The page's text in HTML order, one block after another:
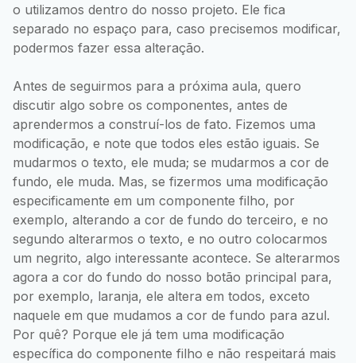
o utilizamos dentro do nosso projeto. Ele fica
separado no espaço para, caso precisemos modificar,
podermos fazer essa alteração.
Antes de seguirmos para a próxima aula, quero
discutir algo sobre os componentes, antes de
aprendermos a construí-los de fato. Fizemos uma
modificação, e note que todos eles estão iguais. Se
mudarmos o texto, ele muda; se mudarmos a cor de
fundo, ele muda. Mas, se fizermos uma modificação
especificamente em um componente filho, por
exemplo, alterando a cor de fundo do terceiro, e no
segundo alterarmos o texto, e no outro colocarmos
um negrito, algo interessante acontece. Se alterarmos
agora a cor do fundo do nosso botão principal para,
por exemplo, laranja, ele altera em todos, exceto
naquele em que mudamos a cor de fundo para azul.
Por quê? Porque ele já tem uma modificação
específica do componente filho e não respeitará mais